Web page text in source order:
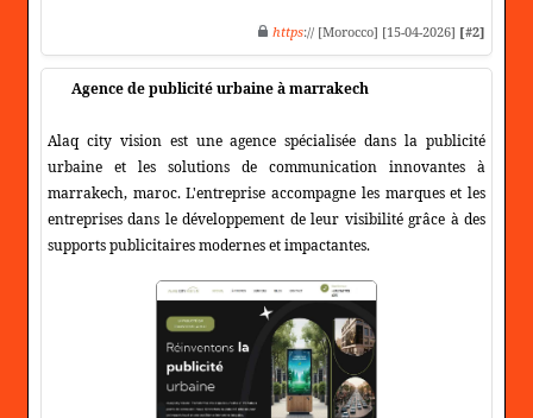
https:// [Morocco] [15-04-2026] [#2]
Agence de publicité urbaine à marrakech
Alaq city vision est une agence spécialisée dans la publicité
urbaine et les solutions de communication innovantes à
marrakech, maroc. L'entreprise accompagne les marques et les
entreprises dans le développement de leur visibilité grâce à des
supports publicitaires modernes et impactantes.